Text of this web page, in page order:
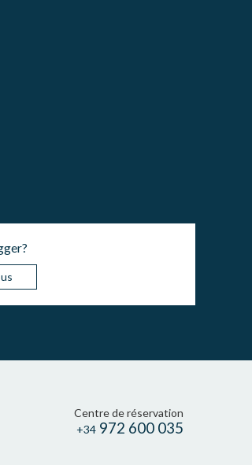
Centre de réservation
+34 972 600 035